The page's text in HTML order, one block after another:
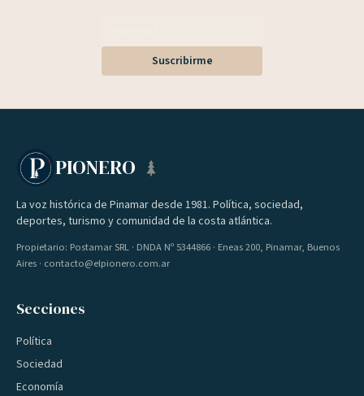
Suscribirme
PIONERO
La voz histórica de Pinamar desde 1981. Política, sociedad,
deportes, turismo y comunidad de la costa atlántica.
Propietario: Postamar SRL · DNDA Nº 5344866 · Eneas 200, Pinamar, Buenos
Aires · contacto@elpionero.com.ar
Secciones
Política
Sociedad
Economía